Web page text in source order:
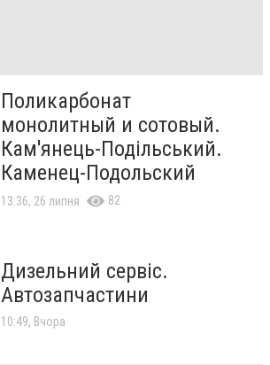
Поликарбонат
монолитный и сотовый.
Кам'янець-Подільський.
Каменец-Подольский
13:36, 26 липня 82
Дизельний сервіс.
Автозапчастини
10:49, Вчора